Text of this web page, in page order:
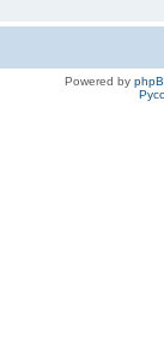
Powered by